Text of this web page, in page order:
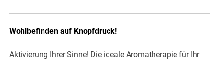
Wohlbefinden auf Knopfdruck!
Aktivierung Ihrer Sinne! Die ideale Aromatherapie für Ihr